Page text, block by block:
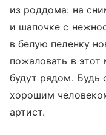
из роддома: на
и шапочке с
в белую пеленку
пожаловать в
будут рядом. Будь
хорошим
артист.